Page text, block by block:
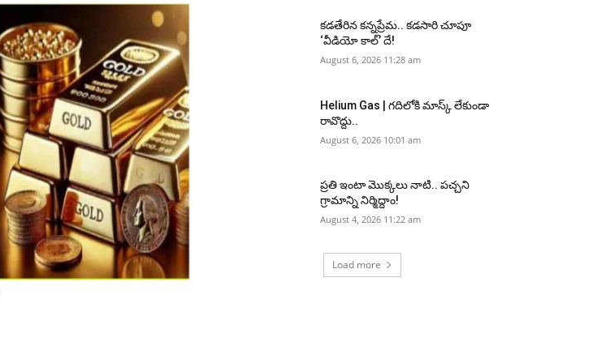
కడతేరిన కన్నప్రేమ.. కడసారి చూపూ
‘వీడియో కాల్’ దే!
August 6, 2026 11:28 am
Helium Gas | గదిలోకి మాస్క్ లేకుండా
రావొద్దు..
August 6, 2026 10:01 am
ప్రతి ఇంటా మొక్కలు నాటి.. పచ్చని
గ్రామాన్ని నిర్మిద్దాం!
August 4, 2026 11:22 am
Load more